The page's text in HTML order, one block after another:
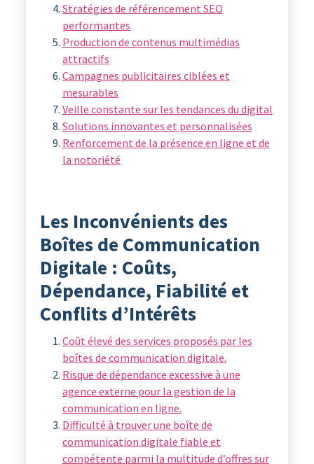
Stratégies de référencement SEO
performantes
Production de contenus multimédias
attractifs
Campagnes publicitaires ciblées et
mesurables
Veille constante sur les tendances du digital
Solutions innovantes et personnalisées
Renforcement de la présence en ligne et de
la notoriété
Les Inconvénients des
Boîtes de Communication
Digitale : Coûts,
Dépendance, Fiabilité et
Conflits d’Intérêts
Coût élevé des services proposés par les
boîtes de communication digitale.
Risque de dépendance excessive à une
agence externe pour la gestion de la
communication en ligne.
Difficulté à trouver une boîte de
communication digitale fiable et
compétente parmi la multitude d’offres sur